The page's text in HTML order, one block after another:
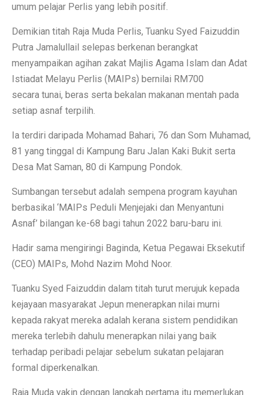
umum pelajar Perlis yang lebih positif.
Demikian titah Raja Muda Perlis, Tuanku Syed Faizuddin
Putra Jamalullail selepas berkenan berangkat
menyampaikan agihan zakat Majlis Agama Islam dan Adat
Istiadat Melayu Perlis (MAIPs) bernilai RM700
secara tunai, beras serta bekalan makanan mentah pada
setiap asnaf terpilih.
Ia terdiri daripada Mohamad Bahari, 76 dan Som Muhamad,
81 yang tinggal di Kampung Baru Jalan Kaki Bukit serta
Desa Mat Saman, 80 di Kampung Pondok.
Sumbangan tersebut adalah sempena program kayuhan
berbasikal ‘MAIPs Peduli Menjejaki dan Menyantuni
Asnaf’ bilangan ke-68 bagi tahun 2022 baru-baru ini.
Hadir sama mengiringi Baginda, Ketua Pegawai Eksekutif
(CEO) MAIPs, Mohd Nazim Mohd Noor.
Tuanku Syed Faizuddin dalam titah turut merujuk kepada
kejayaan masyarakat Jepun menerapkan nilai murni
kepada rakyat mereka adalah kerana sistem pendidikan
mereka terlebih dahulu menerapkan nilai yang baik
terhadap peribadi pelajar sebelum sukatan pelajaran
formal diperkenalkan.
Raja Muda yakin dengan langkah pertama itu memerlukan